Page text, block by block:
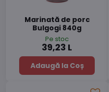
Marinată de porc
Bulgogi 840g
Pe stoc
39,23 L
Adaugă la Coș